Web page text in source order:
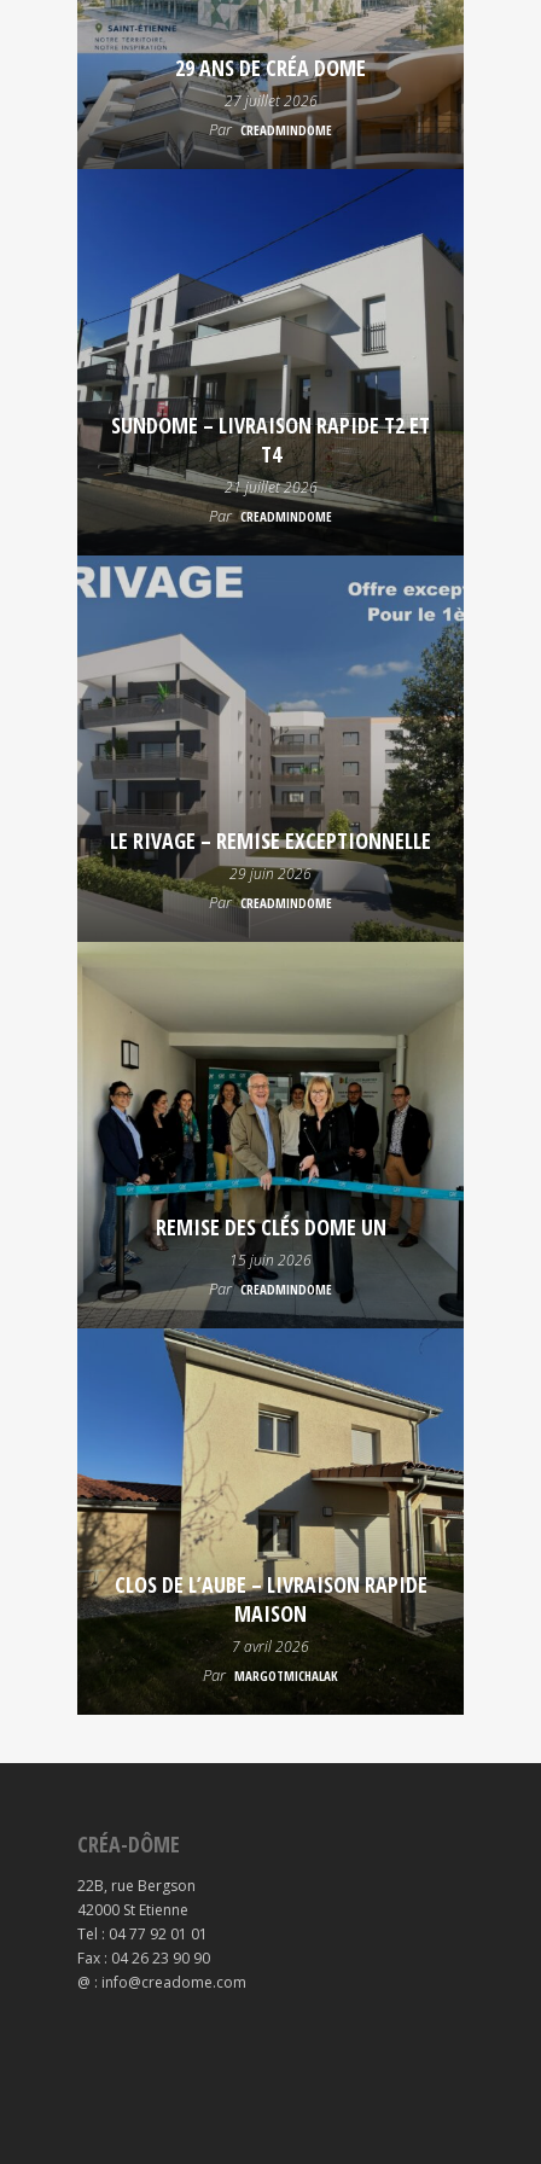
29 ANS DE CRÉA DOME
27 juillet 2026
Par CREADMINDOME
SUNDOME – LIVRAISON RAPIDE T2 ET
T4
21 juillet 2026
Par CREADMINDOME
LE RIVAGE – REMISE EXCEPTIONNELLE
29 juin 2026
Par CREADMINDOME
REMISE DES CLÉS DOME UN
15 juin 2026
Par CREADMINDOME
CLOS DE L’AUBE – LIVRAISON RAPIDE
MAISON
7 avril 2026
Par MARGOTMICHALAK
CRÉA-DÔME
22B, rue Bergson
42000 St Etienne
Tel : 04 77 92 01 01
Fax : 04 26 23 90 90
@ : info@creadome.com